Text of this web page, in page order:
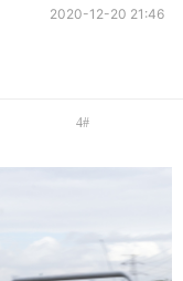
2020-12-20 21:46
4#